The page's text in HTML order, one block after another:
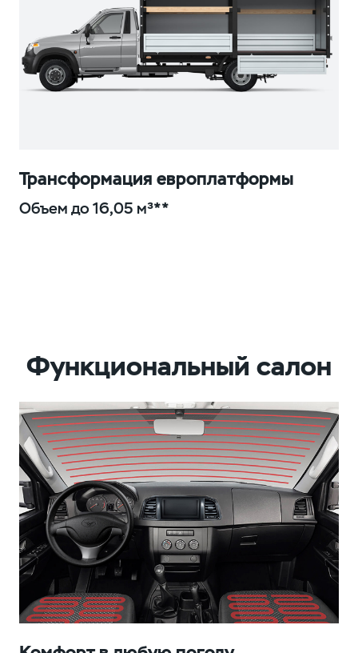
Трансформация европлатформы
Объем до 16,05 м³**
Функциональный салон